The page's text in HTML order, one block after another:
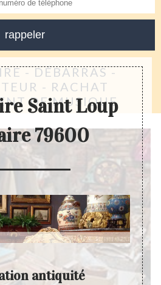
- DÉBARRAS -
- RACHAT
DE MUSIQUE
Saint Loup
79600
antiquité